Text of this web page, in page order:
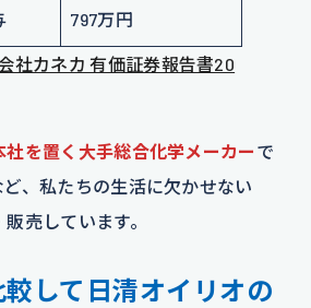
797万円
社カネカ 有価証券報告書20
社を置く大手総合化学メーカー で
、私たちの生活に欠かせない
売しています。
して日清オイリオの